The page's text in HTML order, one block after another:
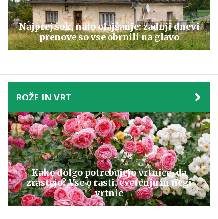
Najprej šok, nato olajšanje: zadnji dnevi
prenove so vse obrnili na glavo
ROŽE IN VRT
Kako dolgo potrebujejo vrtnice, da
zrastejo? Vse o rasti, cvetenju in negi
vrtnic